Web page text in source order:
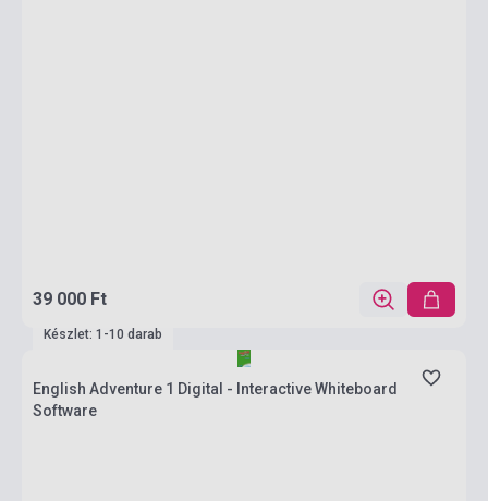
39 000 Ft
Készlet: 1-10 darab
English Adventure 1 Digital - Interactive Whiteboard
Software